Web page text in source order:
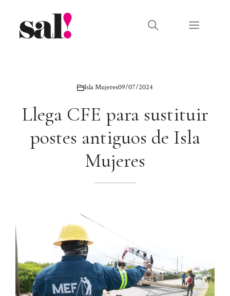
contenido
Menú
Isla Mujeres09/07/2024
Llega CFE para sustituir
postes antiguos de Isla
Mujeres